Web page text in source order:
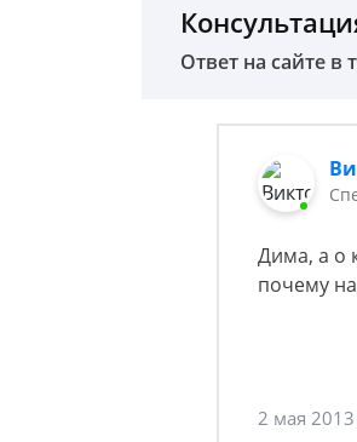
Ответ на сайте в
Дима, а о
почему
2 мая 2013